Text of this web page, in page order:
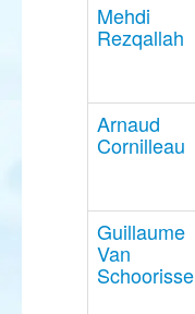
Mehdi
Rezqallah
Arnaud
Cornilleau
Guillaume
Van
Schoorisse